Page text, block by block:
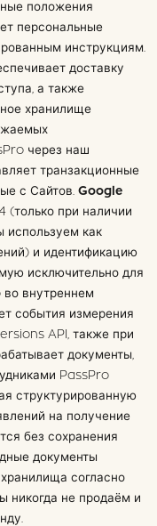
положения
персональные
инструкциям.
доставку
а также
хранилище
через наш
транзакционные
с Сайтов. Google
при наличии
используем как
и идентификацию
исключительно для
во внутреннем
события измерения
API, также при
документы,
PassPro
структурированную
на получение
без сохранения
документы
согласно
никогда не продаём и